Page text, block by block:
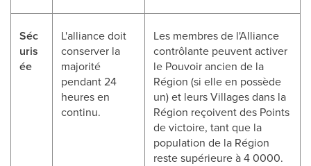
Séc
uris
ée
L'alliance doit
conserver la
majorité
pendant 24
heures en
continu.
Les membres de l'Alliance
contrôlante peuvent activer
le Pouvoir ancien de la
Région (si elle en possède
un) et leurs Villages dans la
Région reçoivent des Points
de victoire, tant que la
population de la Région
reste supérieure à 4 0000.